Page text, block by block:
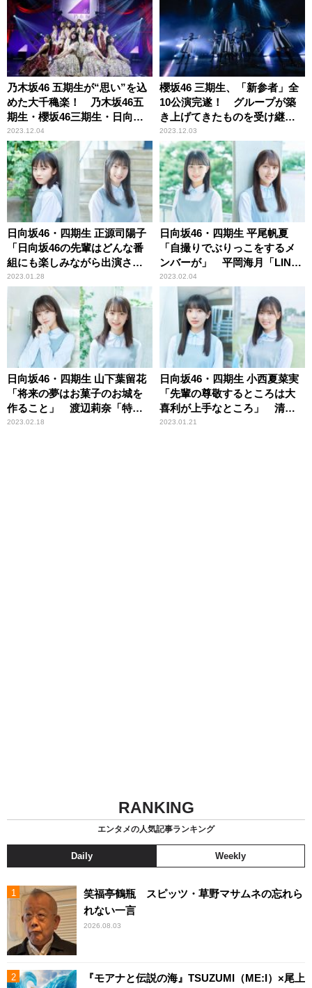
乃木坂46 五期生が“思い”を込
めた大千穐楽！ 乃木坂46五
期生・櫻坂46三期生・日向坂
46四期生による「新参者 LIVE
at THEATER MILANO-Za」30
公演完遂
2023.12.04
櫻坂46 三期生、「新参者」全
10公演完遂！ グループが築
き上げてきたものを受け継
ぎ、未来へ繋げていく“櫻”の
覚悟！
2023.12.03
日向坂46・四期生 正源司陽子
「日向坂46の先輩はどんな番
組にも楽しみながら出演され
ている」 竹内希来里「この
前、エコバッグを落としてし
まいました」
2023.01.28
日向坂46・四期生 平尾帆夏
「自撮りでぶりっこをするメ
ンバーが」 平岡海月「LINE
グループで起きているかチェ
ック」
2023.02.04
日向坂46・四期生 山下葉留花
「将来の夢はお菓子のお城を
作ること」 渡辺莉奈「特技
は牛乳を200mlぴったりにつぐ
2023.02.18
日向坂46・四期生 小西夏菜実
「先輩の尊敬するところは大
喜利が上手なところ」 清水
理央「先輩を見ると、胸がキ
2023.01.21
RANKING
エンタメの人気記事ランキング
Daily Weekly
笑福亭鶴瓶 スピッツ・草野マサムネの忘れら
れない一言
2026.08.03
『モアナと伝説の海』TSUZUMI（ME:I）×尾上